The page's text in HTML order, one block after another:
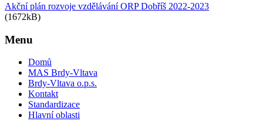
Akční plán rozvoje vzdělávání ORP Dobříš 2022-2023
(1672kB)
Menu
Domů
MAS Brdy-Vltava
Brdy-Vltava o.p.s.
Kontakt
Standardizace
Hlavní oblasti